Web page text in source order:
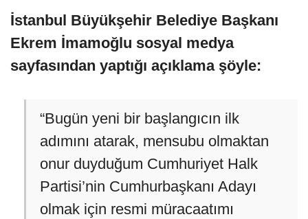
İstanbul Büyükşehir Belediye Başkanı
Ekrem İmamoğlu sosyal medya
sayfasından yaptığı açıklama şöyle:
“Bugün yeni bir başlangıcın ilk
adımını atarak, mensubu olmaktan
onur duyduğum Cumhuriyet Halk
Partisi’nin Cumhurbaşkanı Adayı
olmak için resmi müracaatımı